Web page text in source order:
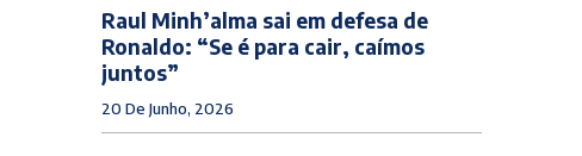
Raul Minh’alma sai em defesa de
Ronaldo: “Se é para cair, caímos
juntos”
20 De Junho, 2026